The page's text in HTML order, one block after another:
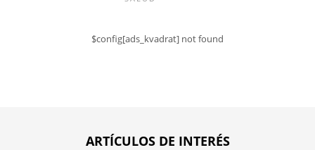
$config[ads_kvadrat] not found
ARTÍCULOS DE INTERÉS